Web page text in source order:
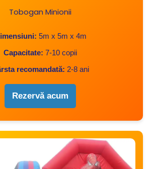
Tobogan Minionii
5m x 5m x 4m
Capacitate: 7-10 copii
recomandată: 2-8 ani
Rezervă acum